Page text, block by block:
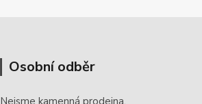
Osobní odběr
Nejsme kamenná prodejna.